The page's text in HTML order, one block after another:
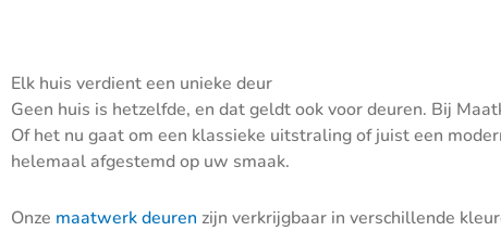
Elk huis verdient een unieke deur
Geen huis is hetzelfde, en dat geldt ook voor deuren. Bij
Of het nu gaat om een klassieke uitstraling of juist een
helemaal afgestemd op uw smaak.
Onze maatwerk deuren zijn verkrijgbaar in verschillende